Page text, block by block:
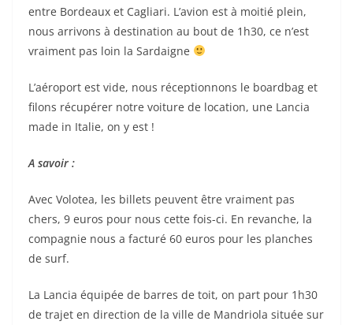
entre Bordeaux et Cagliari. L’avion est à moitié plein,
nous arrivons à destination au bout de 1h30, ce n’est
vraiment pas loin la Sardaigne
L’aéroport est vide, nous réceptionnons le boardbag et
filons récupérer notre voiture de location, une Lancia
made in Italie, on y est !
A savoir :
Avec Volotea, les billets peuvent être vraiment pas
chers, 9 euros pour nous cette fois-ci. En revanche, la
compagnie nous a facturé 60 euros pour les planches
de surf.
La Lancia équipée de barres de toit, on part pour 1h30
de trajet en direction de la ville de Mandriola située sur